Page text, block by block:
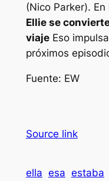
(Nico Parker).
Ellie se
viajeEso
próximos
Fuente: EW
Source link
ella esa estaba